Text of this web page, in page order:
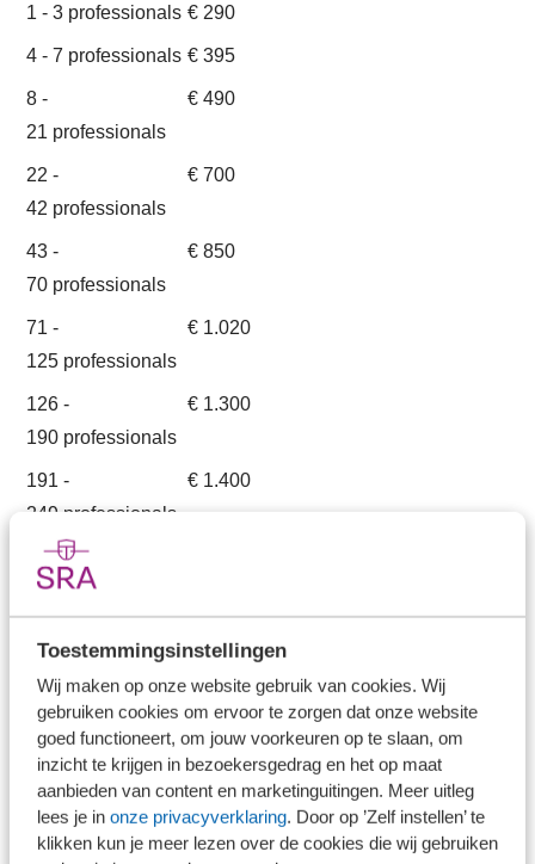
Toestemmingsinstellingen
Wij maken op onze website gebruik van cookies. Wij
gebruiken cookies om ervoor te zorgen dat onze website
goed functioneert, om jouw voorkeuren op te slaan, om
inzicht te krijgen in bezoekersgedrag en het op maat
aanbieden van content en marketinguitingen. Meer uitleg
lees je in onze privacyverklaring. Door op ’Zelf instellen’ te
klikken kun je meer lezen over de cookies die wij gebruiken
1 - 3 professionals € 290
4 - 7 professionals € 395
8 -
21 professionals
€ 490
22 -
42 professionals
€ 700
43 -
70 professionals
€ 850
71 -
125 professionals
€ 1.020
126 -
190 professionals
€ 1.300
191 -
249 professionals
€ 1.400
250 professionals
vennoten/directeuren alsmede de RA- en AA
medewerkers, tekenbevoegde fiscaal medewerkers en/of
NOB-leden
Onbeperkt te gebruiken binnen jouw eigen kantoor,
inclusief alle vestigingen. Prijzen zijn exclusief btw en
(eventuele) verzendkosten. Op dit product zijn de